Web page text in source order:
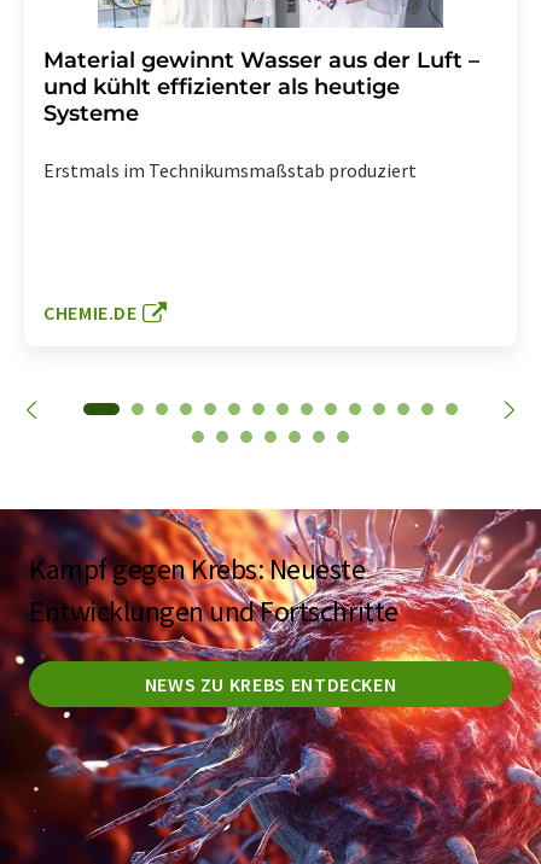
Material gewinnt Wasser aus der Luft –
und kühlt effizienter als heutige
Systeme
Erstmals im Technikumsmaßstab produziert
CHEMIE.DE
Kampf gegen Krebs: Neueste
Entwicklungen und Fortschritte
NEWS ZU KREBS ENTDECKEN